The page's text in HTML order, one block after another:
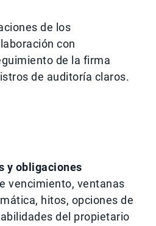
de los
con
de la firma
de auditoría claros.
y obligaciones
vencimiento, ventanas
hitos, opciones de
del propietario